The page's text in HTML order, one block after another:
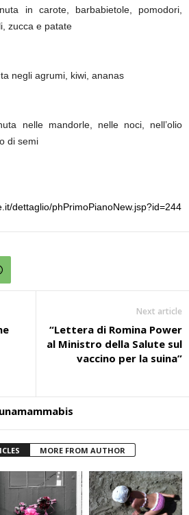
in carote, barbabietole, pomodori,
zucca e patate
negli agrumi, kiwi, ananas
nelle mandorle, nelle noci, nell’olio
di semi
dettaglio/phPrimoPianoNew.jsp?id=244
Next article
“Lettera di Romina Power
al Ministro della Salute sul
vaccino per la suina”
unamammabis
MORE FROM AUTHOR